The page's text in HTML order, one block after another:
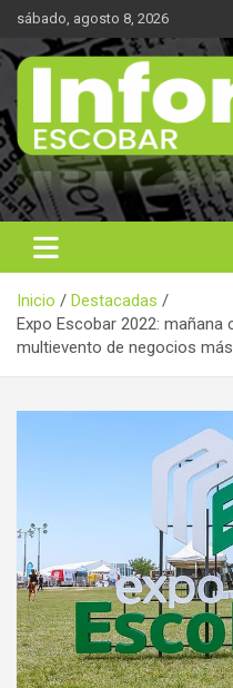
Saltar
contenido
sábado, agosto 8, 2026
Informe 21
Noticas reales
Inicio
Destacadas
Expo Escobar 2022:
multievento de negocios